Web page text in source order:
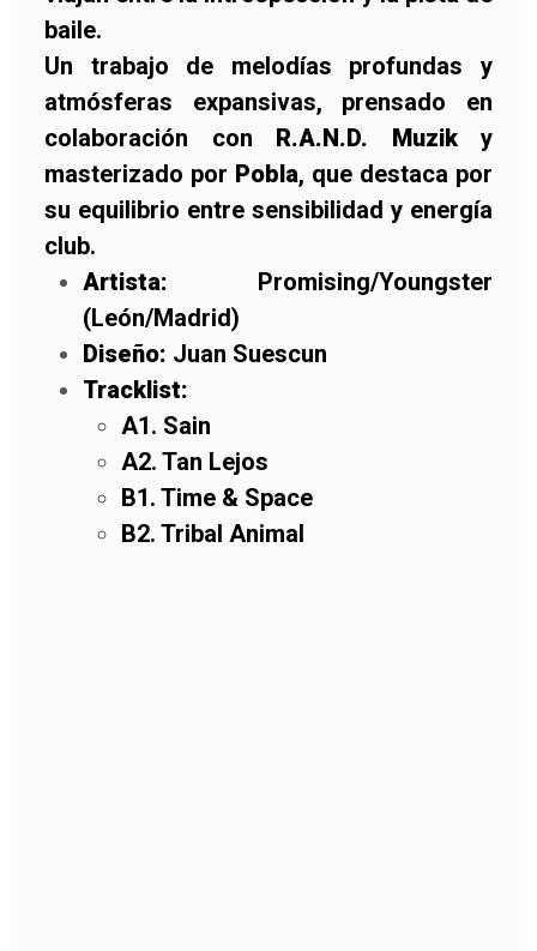
baile.
Un trabajo de melodías profundas y
atmósferas expansivas, prensado en
colaboración con R.A.N.D. Muziky
masterizado por Pobla, que destaca por
su equilibrio entre sensibilidad y energía
club.
Artista: Promising/Youngster
(León/Madrid)
Diseño: Juan Suescun
Tracklist:
A1. Sain
A2. Tan Lejos
B1. Time & Space
B2. Tribal Animal